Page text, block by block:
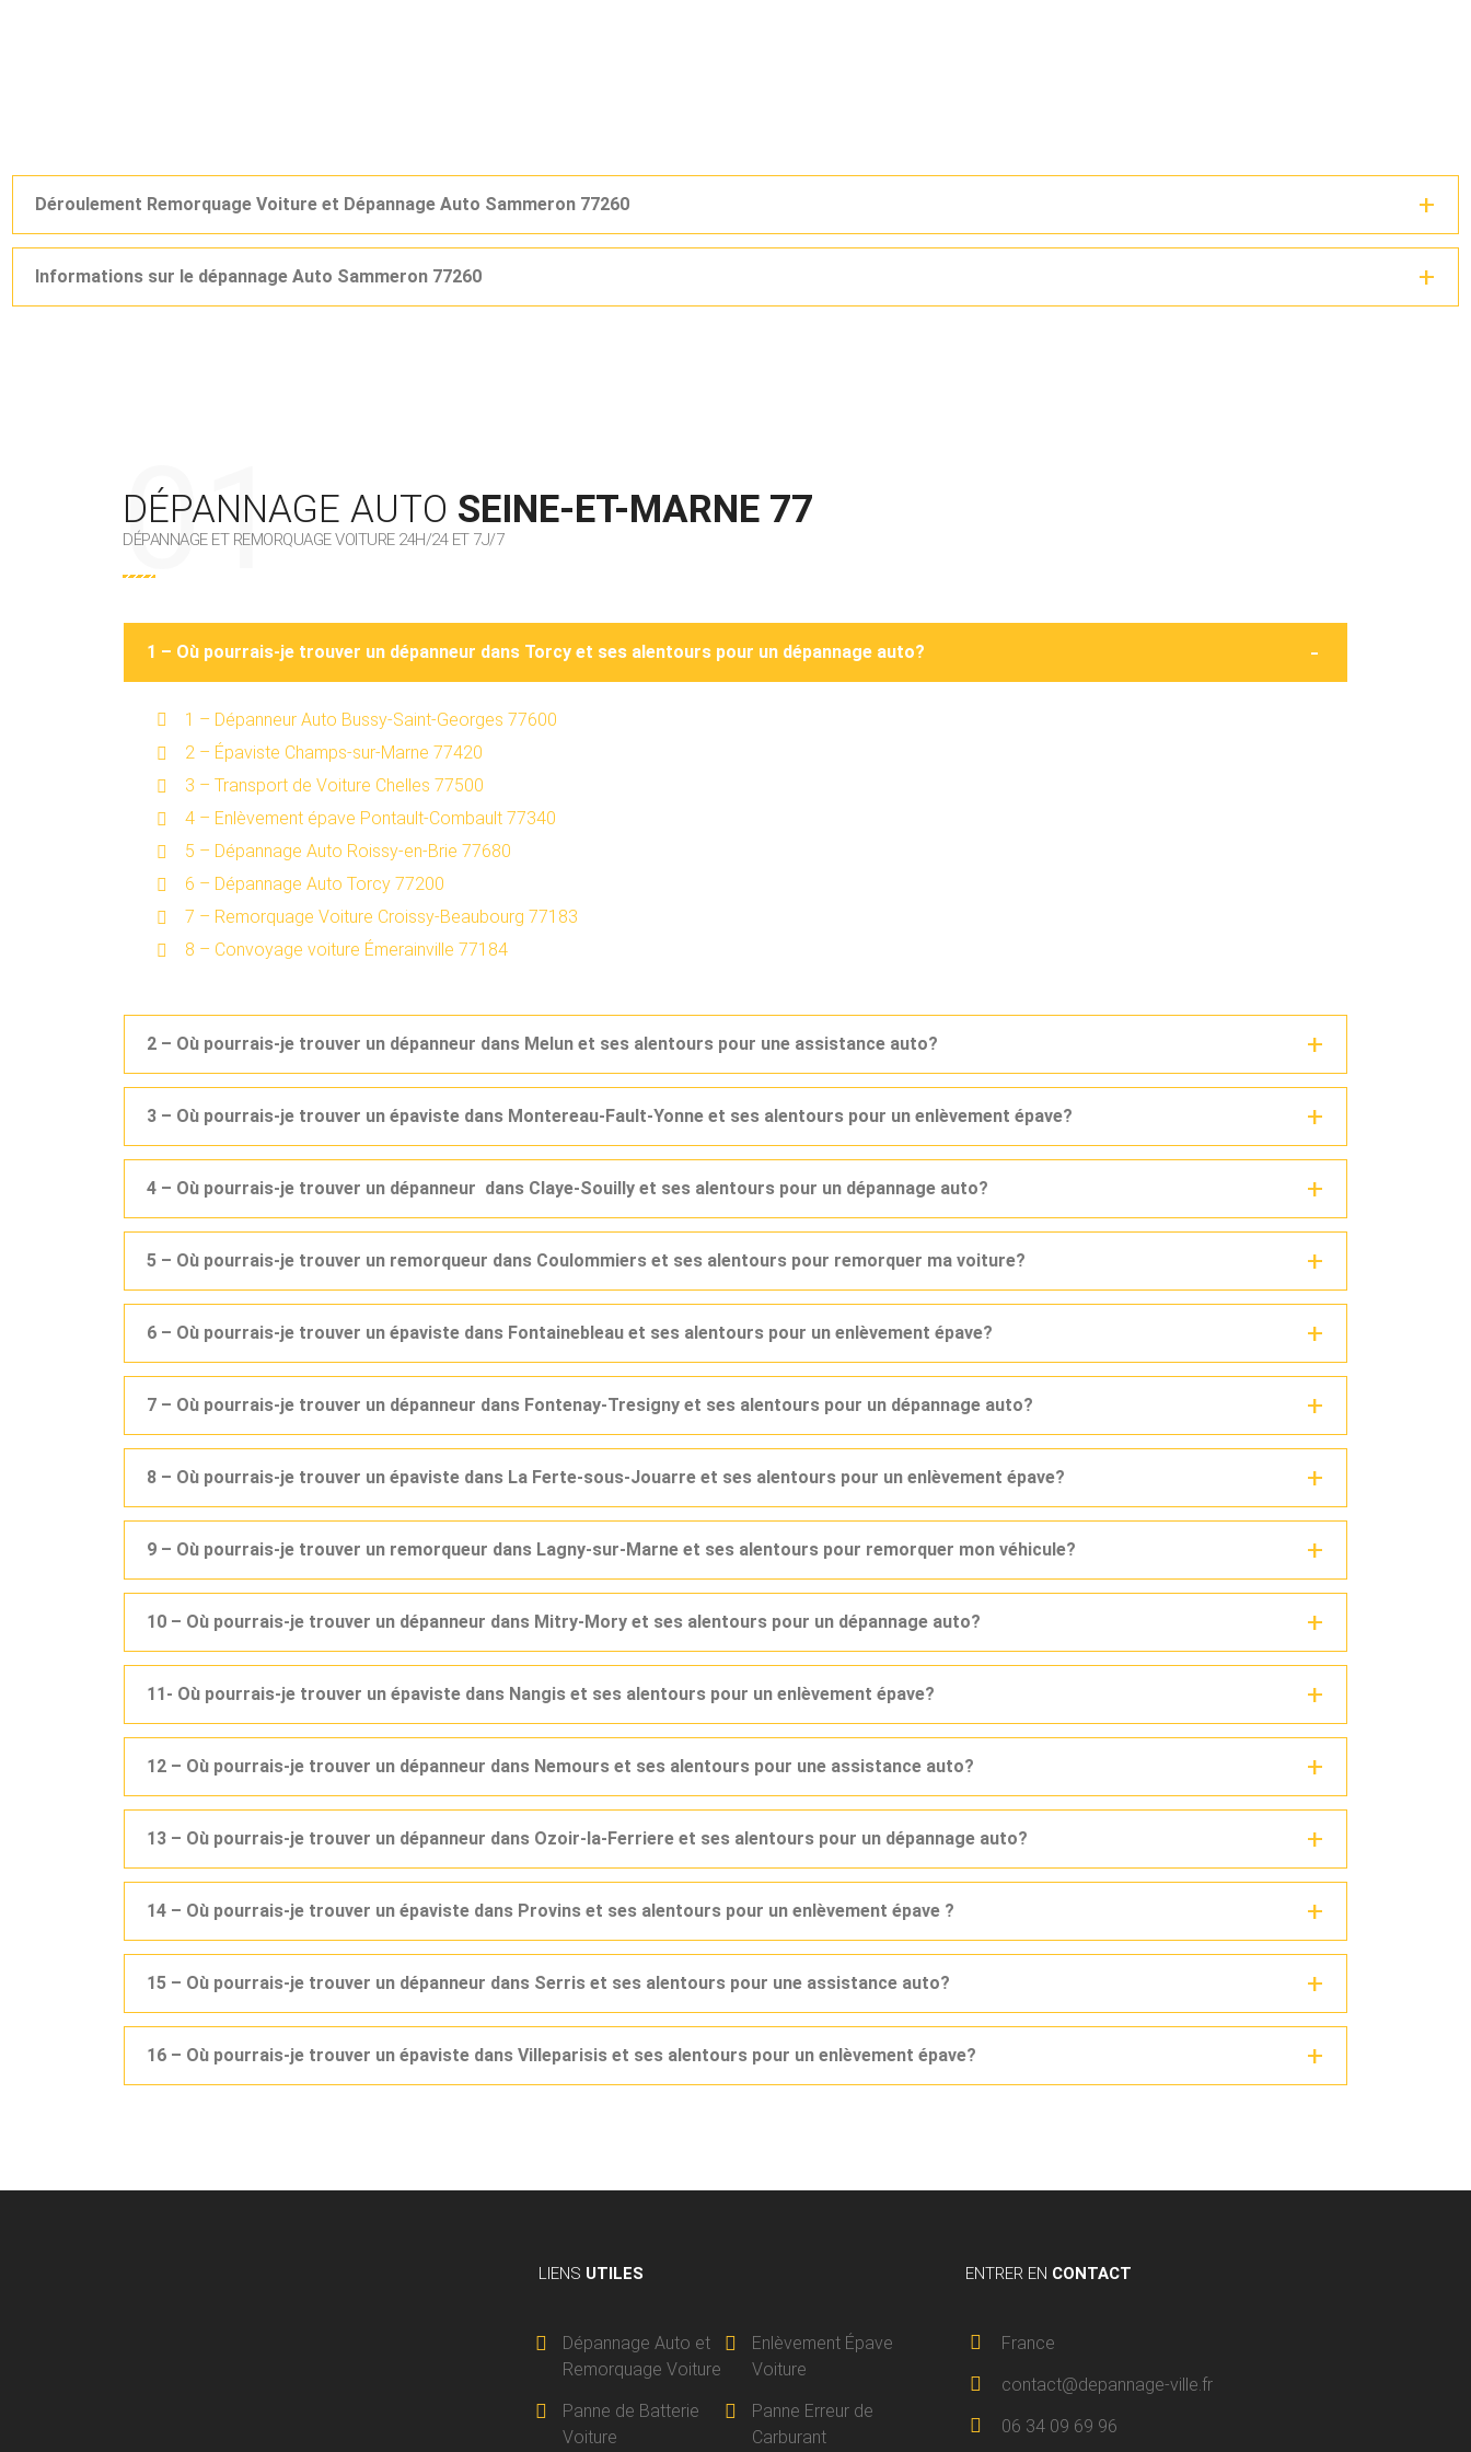
Déroulement Remorquage Voiture et Dépannage Auto Sammeron 77260
Informations sur le dépannage Auto Sammeron 77260
DÉPANNAGE AUTO SEINE-ET-MARNE 77
DÉPANNAGE ET REMORQUAGE VOITURE 24H/24 ET 7J/7
1 – Où pourrais-je trouver un dépanneur dans Torcy et ses alentours pour un dépannage auto?
1 – Dépanneur Auto Bussy-Saint-Georges 77600
2 – Épaviste Champs-sur-Marne 77420
3 – Transport de Voiture Chelles 77500
4 – Enlèvement épave Pontault-Combault 77340
5 – Dépannage Auto Roissy-en-Brie 77680
6 – Dépannage Auto Torcy 77200
7 – Remorquage Voiture Croissy-Beaubourg 77183
8 – Convoyage voiture Émerainville 77184
2 – Où pourrais-je trouver un dépanneur dans Melun et ses alentours pour une assistance auto?
3 – Où pourrais-je trouver un épaviste dans Montereau-Fault-Yonne et ses alentours pour un enlèvement épave?
4 – Où pourrais-je trouver un dépanneur dans Claye-Souilly et ses alentours pour un dépannage auto?
5 – Où pourrais-je trouver un remorqueur dans Coulommiers et ses alentours pour remorquer ma voiture?
6 – Où pourrais-je trouver un épaviste dans Fontainebleau et ses alentours pour un enlèvement épave?
7 – Où pourrais-je trouver un dépanneur dans Fontenay-Tresigny et ses alentours pour un dépannage auto?
8 – Où pourrais-je trouver un épaviste dans La Ferte-sous-Jouarre et ses alentours pour un enlèvement épave?
9 – Où pourrais-je trouver un remorqueur dans Lagny-sur-Marne et ses alentours pour remorquer mon véhicule?
10 – Où pourrais-je trouver un dépanneur dans Mitry-Mory et ses alentours pour un dépannage auto?
11- Où pourrais-je trouver un épaviste dans Nangis et ses alentours pour un enlèvement épave?
12 – Où pourrais-je trouver un dépanneur dans Nemours et ses alentours pour une assistance auto?
13 – Où pourrais-je trouver un dépanneur dans Ozoir-la-Ferriere et ses alentours pour un dépannage auto?
14 – Où pourrais-je trouver un épaviste dans Provins et ses alentours pour un enlèvement épave ?
15 – Où pourrais-je trouver un dépanneur dans Serris et ses alentours pour une assistance auto?
16 – Où pourrais-je trouver un épaviste dans Villeparisis et ses alentours pour un enlèvement épave?
LIENS UTILES
Dépannage Auto et
Remorquage Voiture
Enlèvement Épave
Voiture
Panne de Batterie
Voiture
Panne Erreur de
Carburant
ENTRER EN CONTACT
France
contact@depannage-ville.fr
06 34 09 69 96